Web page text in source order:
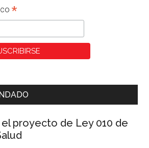
*
el proyecto de Ley 010 de